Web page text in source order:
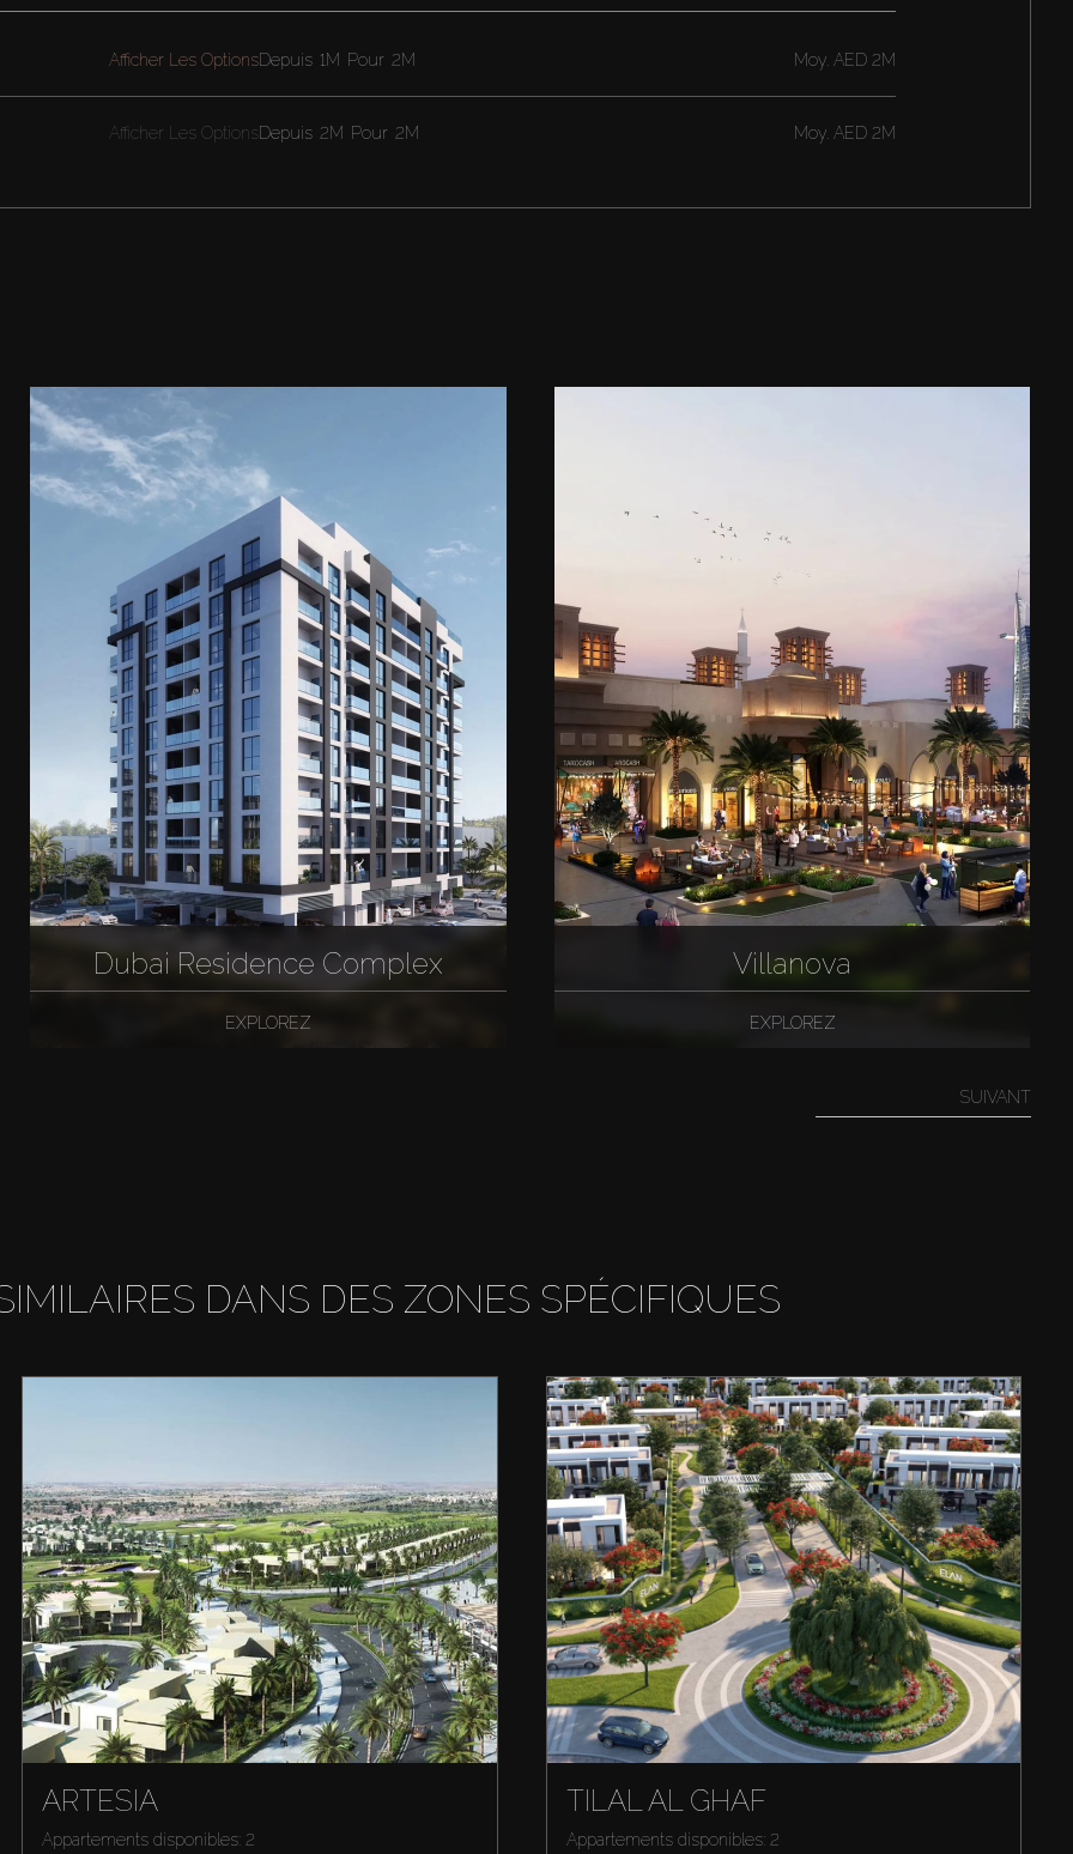
Afficher Les Options
Afficher Les Options
Depuis 1M Pour 2M Moy.AED 2M
Depuis 2M Pour 2M Moy. AED 2M
Dubai Residence Complex
EXPLOREZ
Villanova
EXPLOREZ
SUIVANT
DANS DES ZONES SPÉCIFIQUES
ARTESIA
Appartements disponibles: 2
TILAL AL GHAF
Appartements disponibles: 2